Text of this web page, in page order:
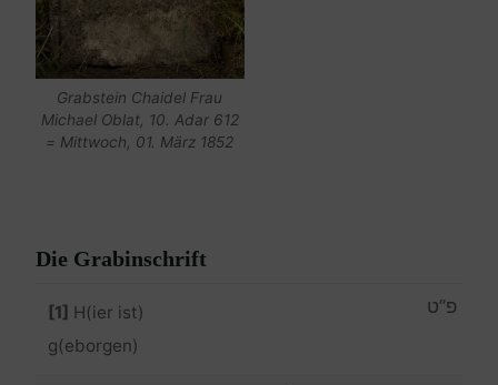
Grabstein Chaidel Frau
Michael Oblat, 10. Adar 612
= Mittwoch, 01. März 1852
Die Grabinschrift
[1] H(ier ist)
g(eborgen)
פ”ט